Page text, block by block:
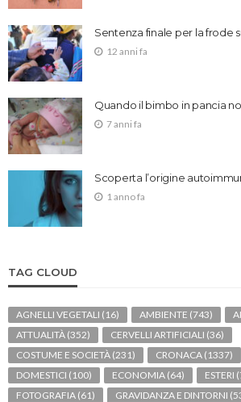
Sentenza finale per la frode
12 anni fa
Quando il bimbo in pancia
7 anni fa
Scoperta l’origine
1 anno fa
TAG CLOUD
AGNELLI VEGETALI (16) AMBIENTE (743)
ATTUALITÀ (352) CERVELLI ARTIFICIALI (36)
COSTUME E SOCIETÀ (231) CRONACA (1337)
DOMESTICI (100) ECONOMIA (64) ESTERI
FOTOGRAFIA (61) GRAVIDANZA E DINTORNI